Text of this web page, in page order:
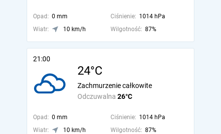
Opad: 0 mm Ciśnienie: 1014 hPa
Wiatr:
10 km/h Wilgotność: 87%
21:00
24°C
Odczuwalna 26°C
Zachmurzenie całkowite
Opad: 0 mm Ciśnienie: 1014 hPa
Wiatr:
10 km/h Wilgotność: 87%